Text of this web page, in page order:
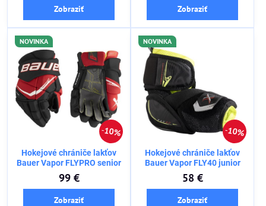
Zobraziť Zobraziť
10%
NOVINKA
Hokejové chrániče lakťov
Bauer Vapor FLYPRO senior
99 €
Zobraziť
10%
NOVINKA
Hokejové chrániče lakťov
Bauer Vapor FLY40 junior
58 €
Zobraziť